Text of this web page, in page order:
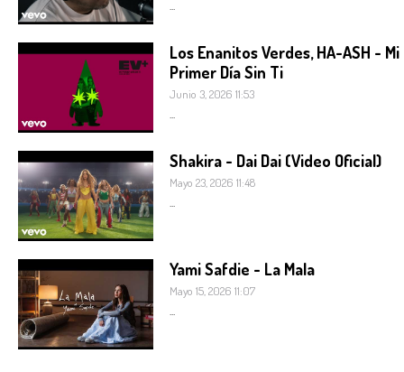
Los Enanitos Verdes, HA-ASH - Mi
Primer Día Sin Ti
Junio 3, 2026 11:53
Shakira - Dai Dai (Video Oficial)
Mayo 23, 2026 11:48
Yami Safdie - La Mala
Mayo 15, 2026 11:07